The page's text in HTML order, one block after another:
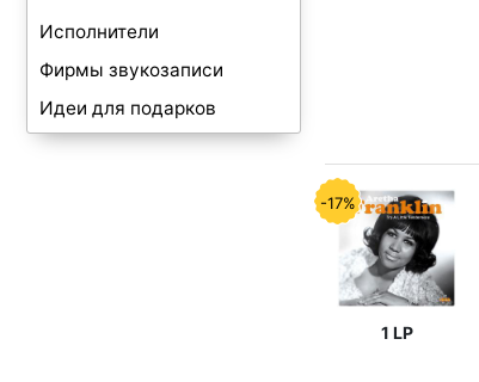
Исполнители
Фирмы звукозаписи
Идеи для подарков
-17%
1 LP